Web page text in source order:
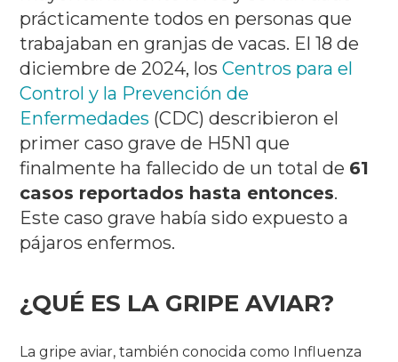
prácticamente todos en personas que
trabajaban en granjas de vacas. El 18 de
diciembre de 2024, losCentros para el
Control y la Prevención de
Enfermedades (CDC) describieron el
primer caso grave de H5N1 que
finalmente ha fallecido de un total de 61
casos reportados hasta entonces.
Este caso grave había sido expuesto a
pájaros enfermos.
¿QUÉ ES LA GRIPE AVIAR?
La gripe aviar, también conocida como Influenza